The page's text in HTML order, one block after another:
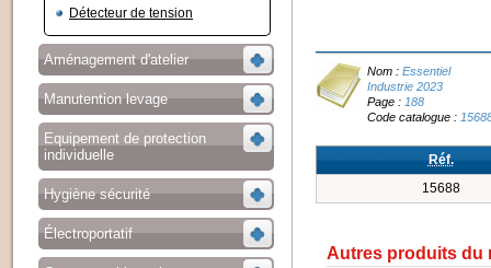
Détecteur de tension
Aménagement d'atelier
Manutention levage
Equipement de protection
individuelle
Hygiène sécurité
Électroportatif
Nom :Essentiel
Industrie 2023
Page :188
Code catalogue :
Réf.
15688
Autres produits du